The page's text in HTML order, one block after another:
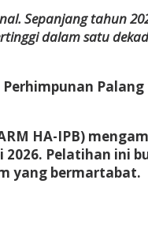
Sepanjang tahun
dalam satu
HA-IPB)
Pelatihan ini
yang bermartabat.